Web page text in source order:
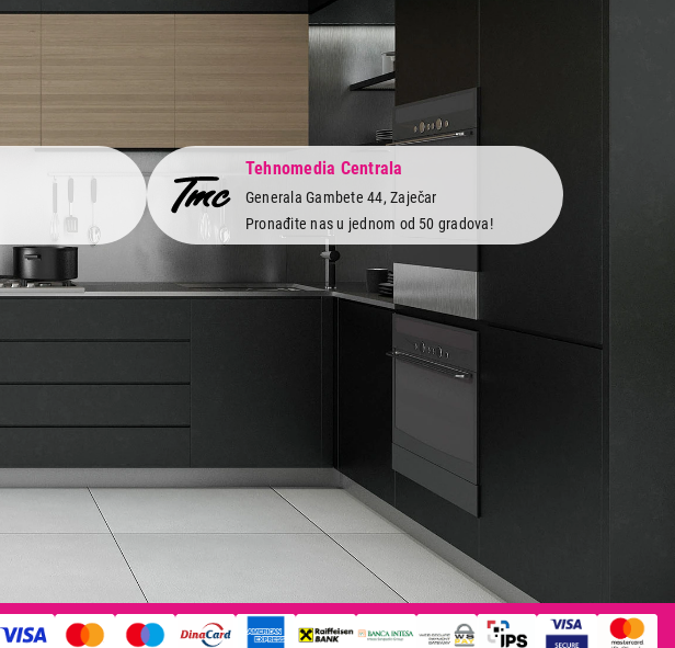
Tehnomedia Centrala
Generala Gambete 44, Zaječar
Pronađite nas u jednom od 50 gradova!
Vraćanje robe
Pratite nas na društvenim
Newsletter